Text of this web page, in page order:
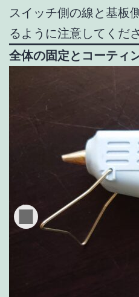
スイッチ側の線と基板
るように注意してくだ
全体の固定とコーティ